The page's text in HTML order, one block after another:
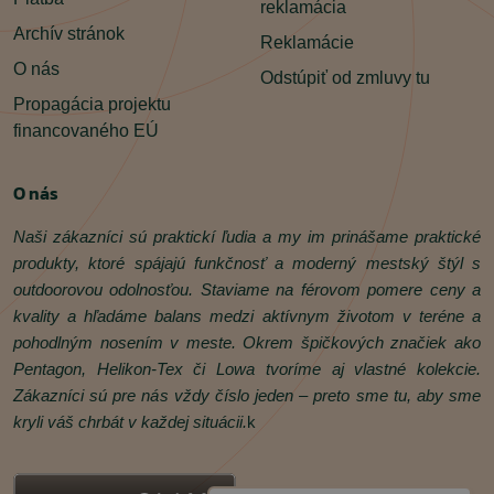
režimy a po nich nasledujúce hlavné režimy. Keď
tlačidlo prestanete držať, ostane to na móde, na
ktorom sa aktuálne nachádzate.
1 stlačenie - vypnete svetlo
stlačenie a držanie - postupne prechádzate hlavné
módy z akéhokoľvek módu
vypnuté, stlačte tlačidlo, dotiahnite koniec svietidla naspäť kým
je tlačidlo stlačené a opäť o 1/4 odskrutkujte - týmto prídate
alebo odstránite možnosť režimu stroboskopu.
Pamäť: po vypnutí posledného režimu si ho svietidlo zapamätá a
Nabíjanie:
priložiť magnetický konektor, ktorý je na konci
nabíjacieho kábla, na zadnú časť baterky
Indikovanie stavu nabitia:
keď klesne úroveň pod 25%: svietidlo
blikne 2x po 30 sekundách od zapnutia
Svetelné indikácie na nabíjačke:
zelené svetlo - zaridenie je v móde čakania
Archív stránok
O nás
Propagácia projektu
financovaného EÚ
reklamácia
Reklamácie
Odstúpiť od zmluvy tu
O nás
Naši zákazníci sú praktickí ľudia a my im prinášame praktické
produkty, ktoré spájajú funkčnosť a moderný mestský štýl s
outdoorovou odolnosťou. Staviame na férovom pomere ceny a
kvality a hľadáme balans medzi aktívnym životom v teréne a
pohodlným nosením v meste. Okrem špičkových značiek ako
Pentagon, Helikon‑Tex či Lowa tvoríme aj vlastné kolekcie.
Zákazníci sú pre nás vždy číslo jeden – preto sme tu, aby sme
kryli váš chrbát v každej situácii.k